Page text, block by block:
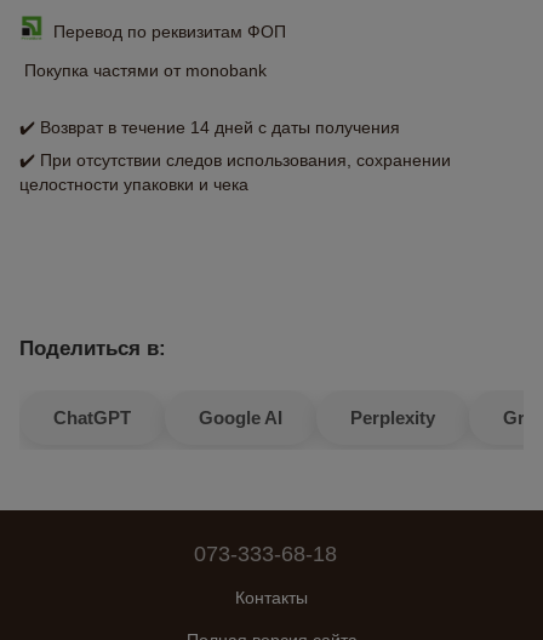
Перевод по реквизитам ФОП
Покупка частями от monobank
✔️ Возврат в течение 14 дней с даты получения
✔️ При отсутствии следов использования, сохранении
целостности упаковки и чека
Поделиться в:
ChatGPT Google AI Perplexity
073-333-68-18
Контакты